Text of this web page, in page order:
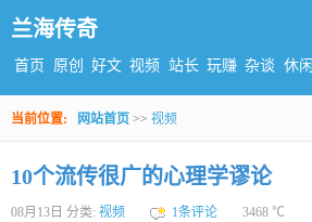
兰海传奇
首页 原创 好文 视频 站长 玩赚 杂谈 休闲
当前位置: 网站首页 >> 视频
10个流传很广的心理学谬论
08月13日 分类: 视频 1条评论 3468 ℃